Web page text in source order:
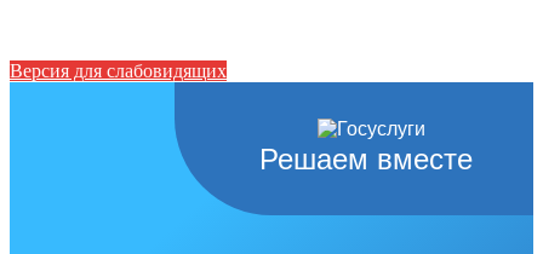
Версия для слабовидящих
Решаем вместе